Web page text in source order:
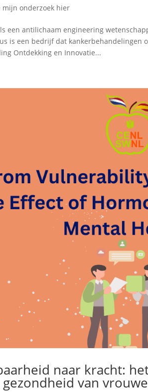
mijn onderzoek hier
een antilichaam engineering
is een bedrijf dat kankerbehandelingen
Ontdekking en Innovatie...
naar kracht:
van